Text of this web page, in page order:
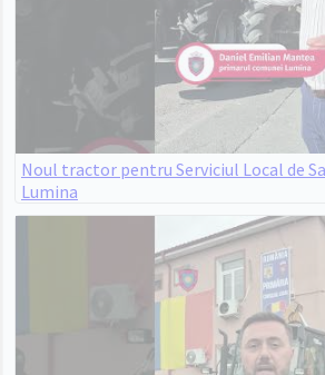
Noul tractor pentru Serviciul Local de
Lumina